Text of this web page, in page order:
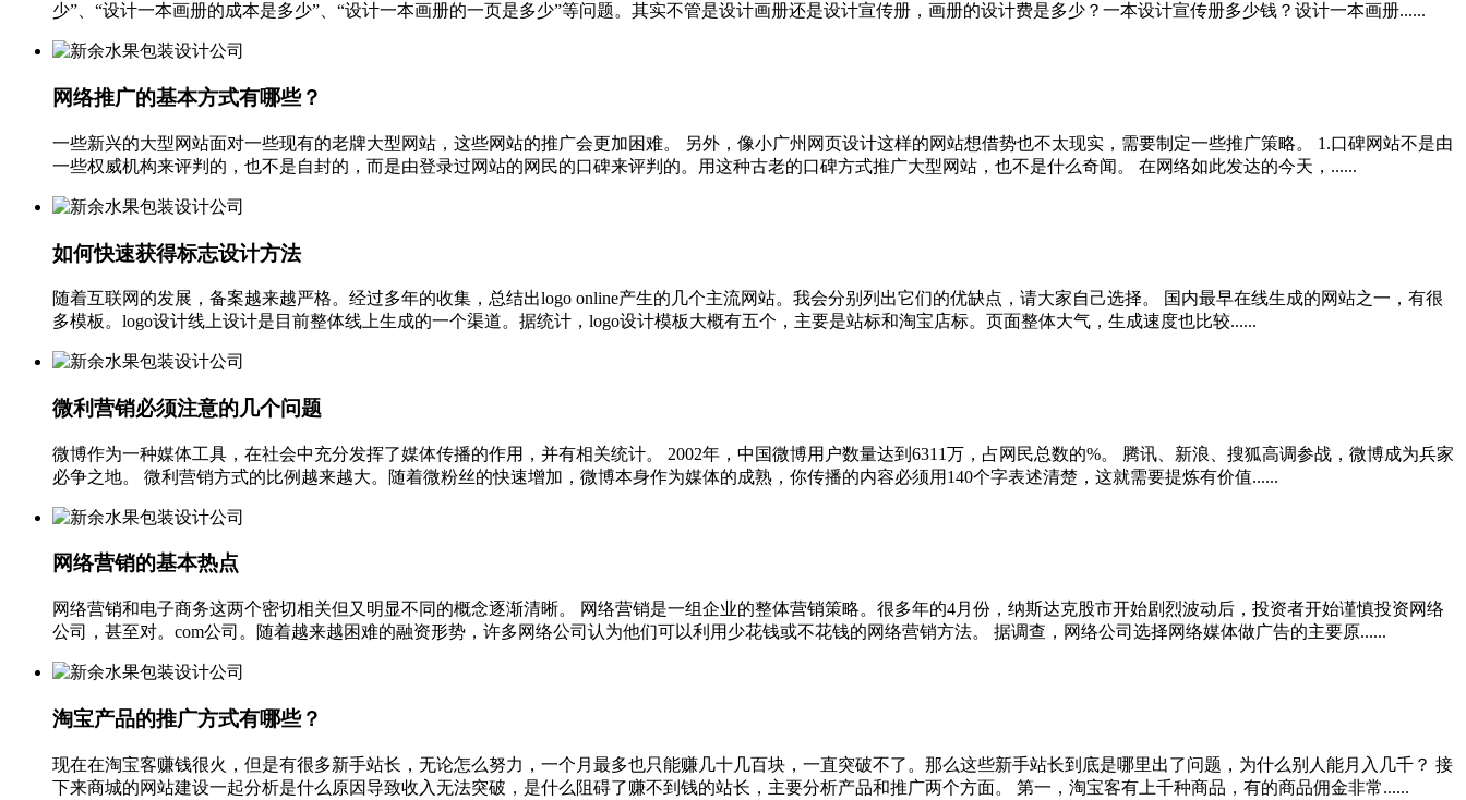
少”、“设计一本画册的成本是多少”、“设计一本画册的一页是多少”等问题。其实不管是设计画册还是设计宣传册，画册的设计费是多少？一本设计宣传册多少钱？设计一本画册......
网络推广的基本方式有哪些？
一些新兴的大型网站面对一些现有的老牌大型网站，这些网站的推广会更加困难。 另外，像小广州网页设计这样的网站想借势也不太现实，需要制定一些推广策略。 1.口碑网站不是由
一些权威机构来评判的，也不是自封的，而是由登录过网站的网民的口碑来评判的。用这种古老的口碑方式推广大型网站，也不是什么奇闻。 在网络如此发达的今天，......
如何快速获得标志设计方法
随着互联网的发展，备案越来越严格。经过多年的收集，总结出logo online产生的几个主流网站。我会分别列出它们的优缺点，请大家自己选择。 国内最早在线生成的网站之一，有很
多模板。logo设计线上设计是目前整体线上生成的一个渠道。据统计，logo设计模板大概有五个，主要是站标和淘宝店标。页面整体大气，生成速度也比较......
微利营销必须注意的几个问题
微博作为一种媒体工具，在社会中充分发挥了媒体传播的作用，并有相关统计。 2002年，中国微博用户数量达到6311万，占网民总数的%。 腾讯、新浪、搜狐高调参战，微博成为兵家
必争之地。 微利营销方式的比例越来越大。随着微粉丝的快速增加，微博本身作为媒体的成熟，你传播的内容必须用140个字表述清楚，这就需要提炼有价值......
网络营销的基本热点
网络营销和电子商务这两个密切相关但又明显不同的概念逐渐清晰。 网络营销是一组企业的整体营销策略。很多年的4月份，纳斯达克股市开始剧烈波动后，投资者开始谨慎投资网络
公司，甚至对。com公司。随着越来越困难的融资形势，许多网络公司认为他们可以利用少花钱或不花钱的网络营销方法。 据调查，网络公司选择网络媒体做广告的主要原......
淘宝产品的推广方式有哪些？
现在在淘宝客赚钱很火，但是有很多新手站长，无论怎么努力，一个月最多也只能赚几十几百块，一直突破不了。那么这些新手站长到底是哪里出了问题，为什么别人能月入几千？ 接
下来商城的网站建设一起分析是什么原因导致收入无法突破，是什么阻碍了赚不到钱的站长，主要分析产品和推广两个方面。 第一，淘宝客有上千种商品，有的商品佣金非常......